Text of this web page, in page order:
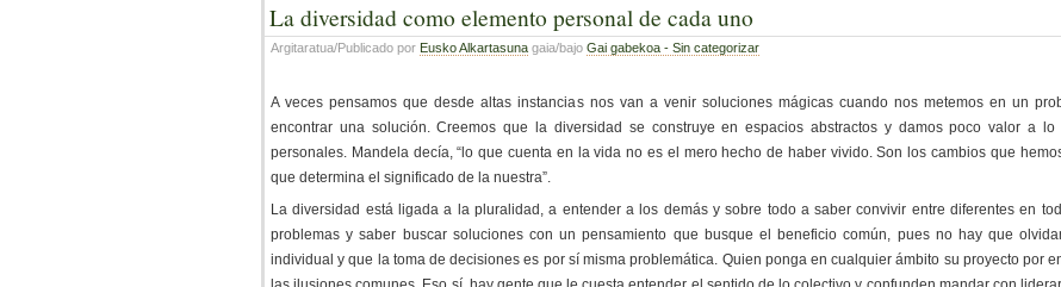
La diversidad como elemento personal de cada uno
Argitaratua/Publicado por Eusko Alkartasuna gaia/bajo Gai gabekoa - Sin categorizar
A veces pensamos que desde altas instancias nos van a venir soluciones mágicas cuando nos metemos en un
encontrar una solución. Creemos que la diversidad se construye en espacios abstractos y damos poco valor a lo
personales. Mandela decía, “lo que cuenta en la vida no es el mero hecho de haber vivido. Son los cambios que
que determina el significado de la nuestra”.
La diversidad está ligada a la pluralidad, a entender a los demás y sobre todo a saber convivir entre diferentes en
problemas y saber buscar soluciones con un pensamiento que busque el beneficio común, pues no hay que
individual y que la toma de decisiones es por sí misma problemática. Quien ponga en cualquier ámbito su proyecto por